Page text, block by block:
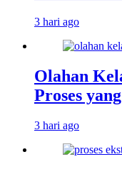
3 hari ago
Olahan
Proses
3 hari ago